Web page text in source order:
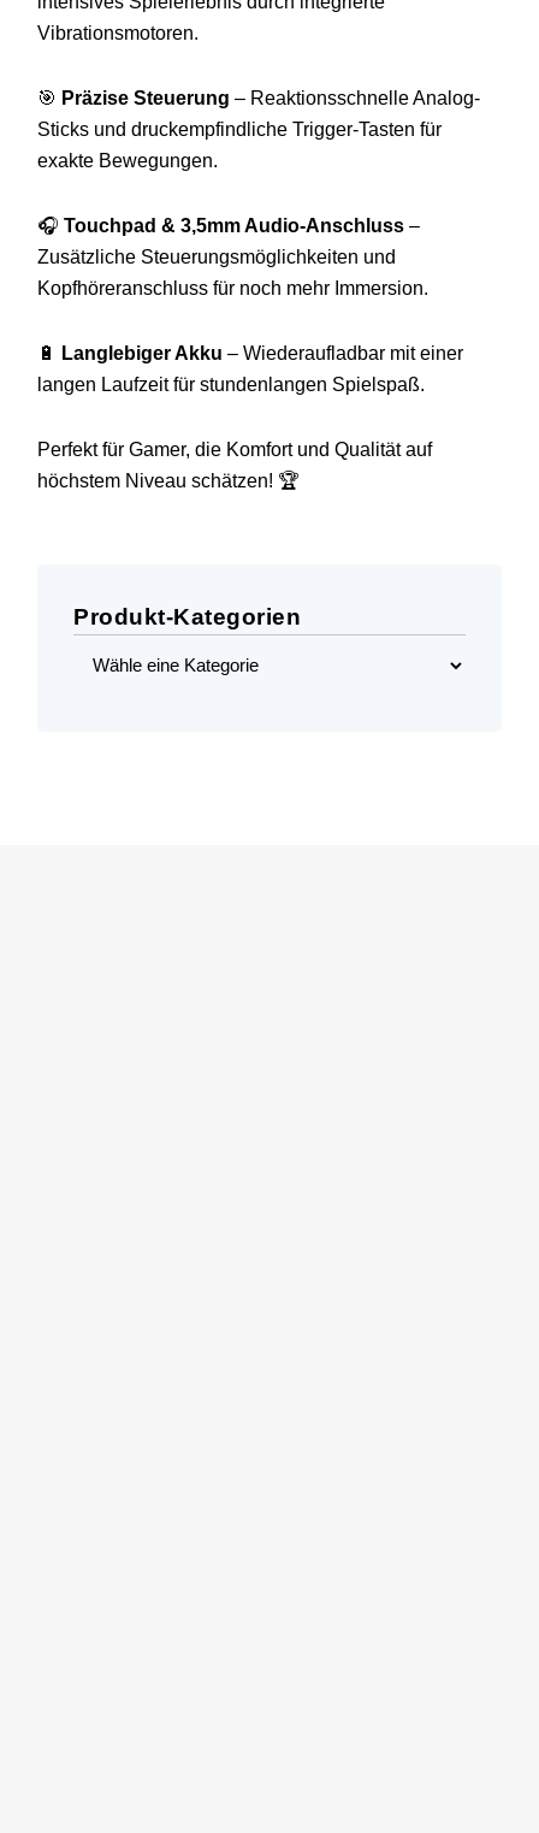
Vibrationsmotoren.
🎯 Präzise Steuerung – Reaktionsschnelle Analog-
Sticks und druckempfindliche Trigger-Tasten für
exakte Bewegungen.
🎧 Touchpad & 3,5mm Audio-Anschluss –
Zusätzliche Steuerungsmöglichkeiten und
Kopfhöreranschluss für noch mehr Immersion.
🔋 Langlebiger Akku – Wiederaufladbar mit einer
langen Laufzeit für stundenlangen Spielspaß.
Perfekt für Gamer, die Komfort und Qualität auf
höchstem Niveau schätzen! 🏆
Produkt-Kategorien